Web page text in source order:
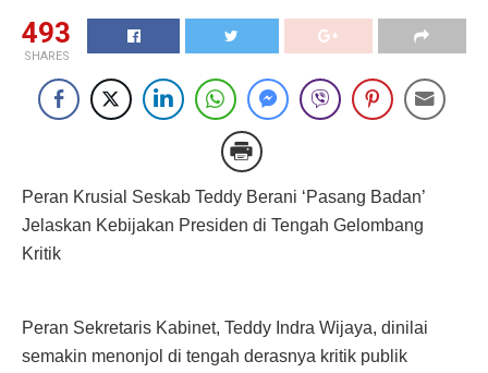
493
SHARES
Peran Krusial Seskab Teddy Berani ‘Pasang Badan’
Jelaskan Kebijakan Presiden di Tengah Gelombang
Kritik
Peran Sekretaris Kabinet, Teddy Indra Wijaya, dinilai
semakin menonjol di tengah derasnya kritik publik